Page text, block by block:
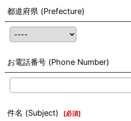
都道府県 (Prefecture)
お電話番号 (Phone Number)
件名 (Subject) [必須]